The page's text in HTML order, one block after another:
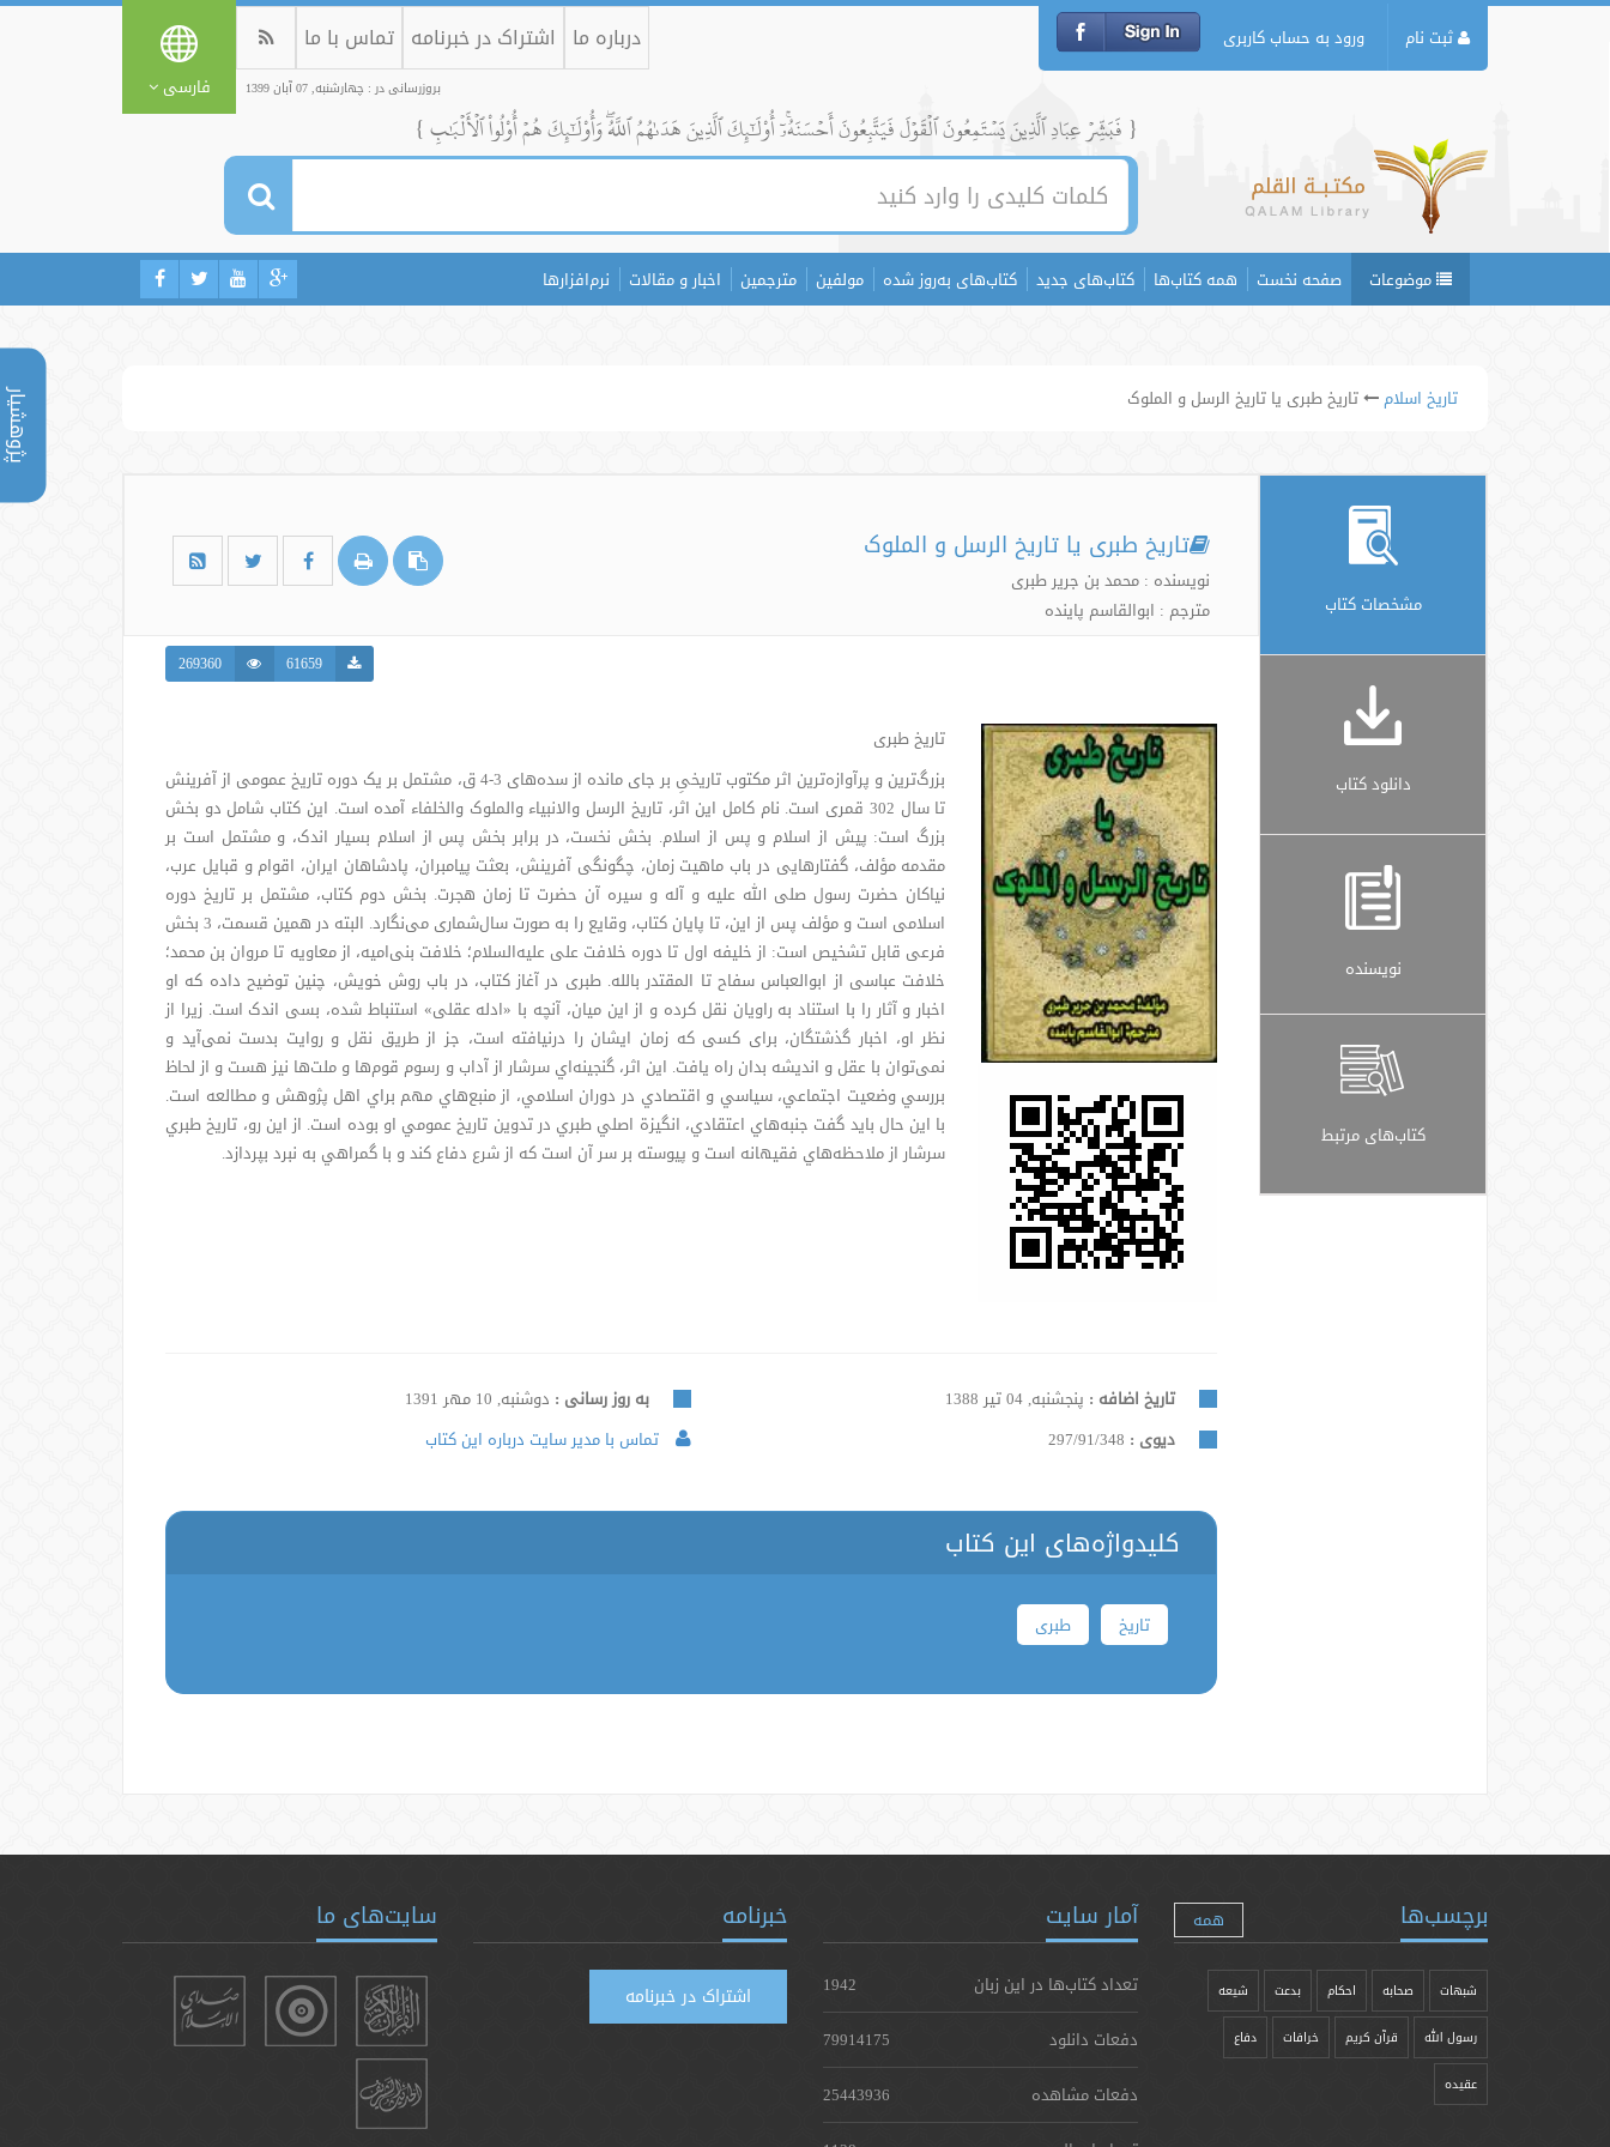
پژوهشیار
ثبت نام ورود به حساب کاربری درباره ما اشتراک در خبرنامه تماس با ما
بروزرسانی در : چهارشنبه, 07 آبان 1399 فارسی
{ فَبَشِّرۡ عِبَادِ ٱلَّذِينَ يَسۡتَمِعُونَ ٱلۡقَوۡلَ فَيَتَّبِعُونَ أَحۡسَنَهُۥٓۚ أُوْلَٰٓئِكَ ٱلَّذِينَ هَدَىٰهُمُ ٱللَّهُۖ وَأُوْلَٰٓئِكَ هُمۡ أُوْلُواْ ٱلۡأَلۡبَٰبِ }
موضوعات صفحه نخست همه کتاب‌ها کتاب‌های جدید کتاب‌های به‌روز شده مولفین مترجمین اخبار و مقالات نرم‌افزارها
تاریخ اسلام تاریخ طبری یا تاریخ الرسل و الملوک
مشخصات کتاب
دانلود کتاب
نویسنده
کتاب‌های مرتبط
تاریخ طبری یا تاریخ الرسل و الملوک
نویسنده : محمد بن جریر طبری
مترجم : ابوالقاسم پاینده
61659
269360
تاریخ طبری
بزرگ‌ترین و پرآوازه‌ترین اثر مکتوب تاریخیِ بر جای مانده از سده‌های 3-4 ق، مشتمل بر یک دوره تاریخ عمومی‌‌ از آفرینش
تا سال 302 قمری است. نام کامل این اثر، تاریخ الرسل والانبیاء والملوک والخلفاء آمده است. این کتاب شامل دو بخش
بزرگ است: پیش از اسلام و پس از اسلام. بخش نخست، در برابر بخش پس از اسلام بسیار اندک، و مشتمل است بر
مقدمه مؤلف، گفتارهایی در باب ماهیت زمان، چگونگی آفرینش، بعثت پیامبران، پادشاهان ایران، اقوام و قبایل عرب،
نیاکان حضرت رسول صلی الله علیه و آله و سیره آن حضرت تا زمان هجرت. بخش دوم کتاب، مشتمل بر تاریخ دوره
اسلامی است و مؤلف پس از این، تا پایان کتاب، وقایع را به صورت سال‌شماری می‌نگارد. البته در همین قسمت، 3 بخش
فرعی قابل تشخیص است: از خلیفه اول تا دوره خلافت علی علیه‌السلام؛ خلافت بنی‌امیه، از معاویه تا مروان بن محمد؛
خلافت عباسی از ابوالعباس سفاح تا المقتدر بالله. طبری در آغاز کتاب، در باب روش خویش، چنین توضیح داده که او
اخبار و آثار را با استناد به راویان نقل کرده و از این میان، آنچه با «ادله عقلی» استنباط شده، بسی اندک است. زیرا از
نظر او، اخبار گذشتگان، برای کسی که زمان ایشان را درنیافته است، جز از طریق نقل و روایت بدست نمی‌آید و
نمی‌توان با عقل و اندیشه بدان راه یافت. این اثر، گنجينه‌اي سرشار از آداب و رسوم قوم‌ها و ملت‌ها نيز هست و از لحاظ
بررسي وضعيت اجتماعي، سياسي و اقتصادي در دوران اسلامي، از منبع‌هاي مهم براي اهل پژوهش و مطالعه است.
با اين حال بايد گفت جنبه‌هاي اعتقادي، انگيزة اصلي طبري در تدوين تاريخ عمومي او بوده است. از این رو، تاريخ طبري
سرشار از ملاحظه‌هاي فقيهانه است و پيوسته بر سر آن است كه از شرع دفاع كند و با گمراهي به نبرد بپردازد.
تاریخ اضافه : پنجشنبه, 04 تیر 1388 به روز رسانی : دوشنبه, 10 مهر 1391
دیوی : 297/91/348 تماس با مدیر سایت درباره این کتاب
کلیدواژه‌های این کتاب
تاریخ طبری
برچسب‌ها همه
شبهات صحابه احکام بدعت شیعه
رسول الله قرآن کریم خرافات دفاع
عقیده
آمار سایت
تعداد کتاب‌ها در این زبان
1942
دفعات دانلود
79914175
دفعات مشاهده
25443936
خبرنامه
اشتراک در خبرنامه
سایت‌های ما